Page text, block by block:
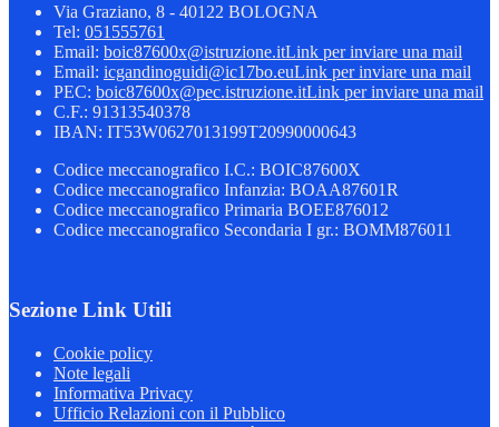
Via Graziano, 8 - 40122 BOLOGNA
Tel: 051555761
Email: boic87600x@istruzione.itLink per inviare una mail
Email: icgandinoguidi@ic17bo.euLink per inviare una mail
PEC: boic87600x@pec.istruzione.itLink per inviare una mail
C.F.: 91313540378
IBAN: IT53W0627013199T20990000643
Codice meccanografico I.C.: BOIC87600X
Codice meccanografico Infanzia: BOAA87601R
Codice meccanografico Primaria BOEE876012
Codice meccanografico Secondaria I gr.: BOMM876011
Sezione Link Utili
Cookie policy
Note legali
Informativa Privacy
Ufficio Relazioni con il Pubblico